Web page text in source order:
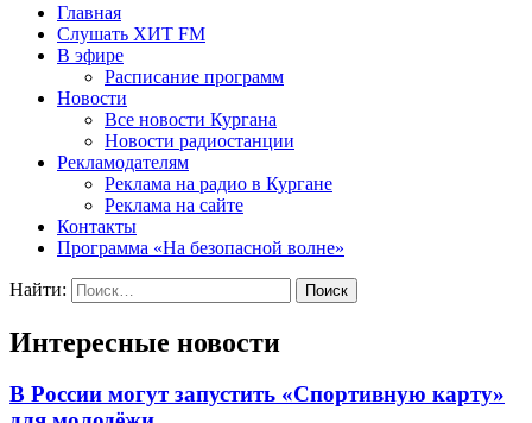
Главная
Слушать ХИТ FM
В эфире
Расписание программ
Новости
Все новости Кургана
Новости радиостанции
Рекламодателям
Реклама на радио в Кургане
Реклама на сайте
Контакты
Программа «На безопасной волне»
Найти:
Интересные новости
В России могут запустить «Спортивную карту»